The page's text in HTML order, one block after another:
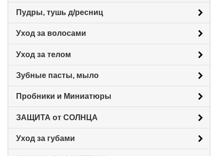
Пудры, тушь д/ресниц
Уход за волосами
Уход за телом
Зубные пасты, мыло
Пробники и Миниатюры
ЗАЩИТА от СОЛНЦА
Уход за губами